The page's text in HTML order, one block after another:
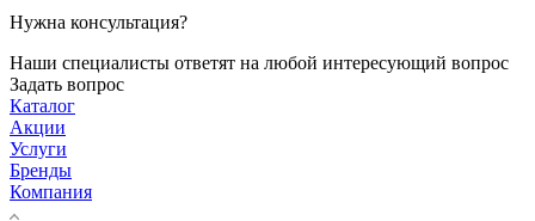
Нужна консультация?
Наши специалисты ответят на любой интересующий вопрос
Задать вопрос
Каталог
Акции
Услуги
Бренды
Компания